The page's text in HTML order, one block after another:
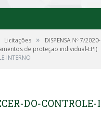
Licitações »
DISPENSA Nº 7/
de proteção individual-EPI)
INTERNO
DO-